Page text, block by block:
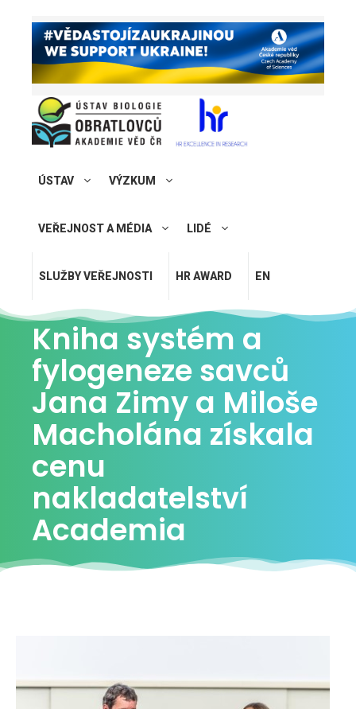
ÚSTAV VÝZKUM
VEŘEJNOST A MÉDIA LIDÉ
SLUŽBY VEŘEJNOSTI HR AWARD EN
Kniha systém a
fylogeneze savců
Jana Zimy a Miloše
Macholána získala
cenu
nakladatelství
Academia